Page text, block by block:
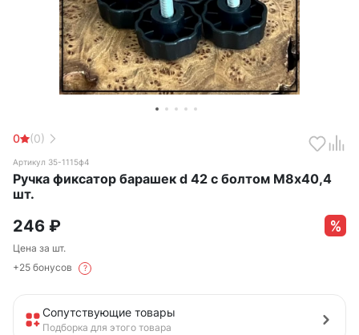
0 (0)
Артикул 35-1115ф4
Ручка фиксатор барашек d 42 с болтом М8х40,4
шт.
246 ₽
Цена за шт.
+25 бонусов
?
Сопутствующие товары
Подборка для этого товара